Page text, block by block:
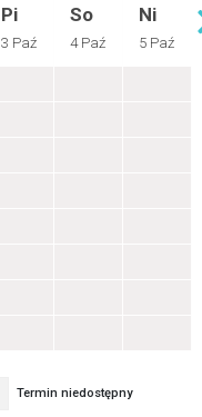
Pi
3 Paź
So
4 Paź
Ni
5 Paź
Termin niedostępny